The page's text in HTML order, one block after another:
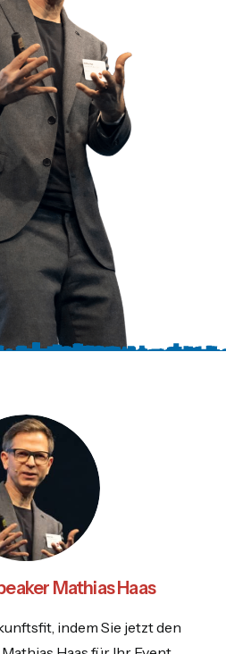
Mathias Haas
indem Sie jetzt den